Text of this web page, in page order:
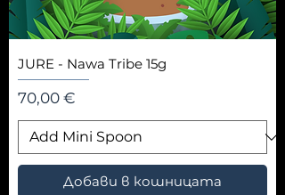
JURE - Nawa Tribe 15g
Цена
70,00 €
Добави в кошницата